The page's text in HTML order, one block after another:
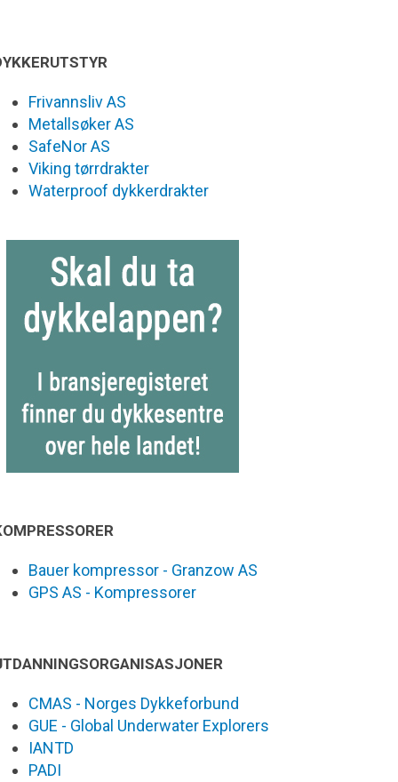
Frivannsliv AS
Metallsøker AS
SafeNor AS
Viking tørrdrakter
Waterproof dykkerdrakter
Bauer kompressor - Granzow AS
GPS AS - Kompressorer
CMAS - Norges Dykkeforbund
GUE - Global Underwater Explorers
IANTD
PADI